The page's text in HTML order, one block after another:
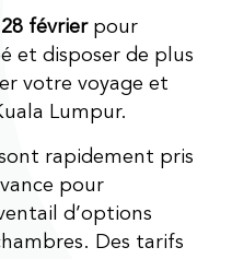
28 févrierpour
et disposer de plus
votre voyage et
Lumpur.
rapidement pris
pour
d’options
Des tarifs